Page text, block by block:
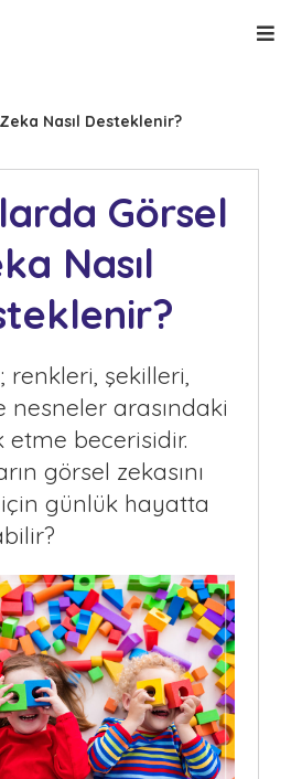
Nasıl Desteklenir?
Görsel
Nasıl
renkleri, şekilleri,
nesneler arasındaki
etme becerisidir.
görsel zekasını
günlük hayatta